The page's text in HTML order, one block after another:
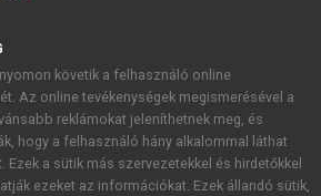
követik a felhasználó online
Az online tevékenységek megismerésével a
reklámokat jeleníthetnek meg, és
hogy a felhasználó hány alkalommal láthat
Ezek a sütik más szervezetekkel és hirdetőkkel
ezeket az információkat. Ezek állandó sütik,